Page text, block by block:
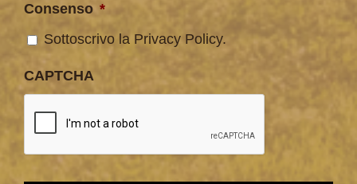
Consenso *
Sottoscrivo la Privacy Policy.
CAPTCHA